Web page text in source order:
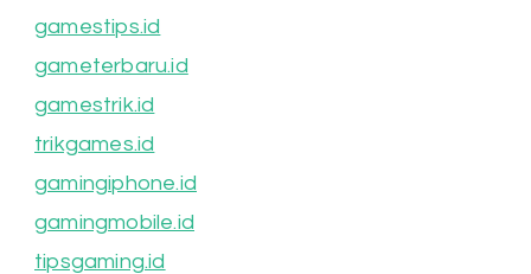
gamestips.id
gameterbaru.id
gamestrik.id
trikgames.id
gamingiphone.id
gamingmobile.id
tipsgaming.id